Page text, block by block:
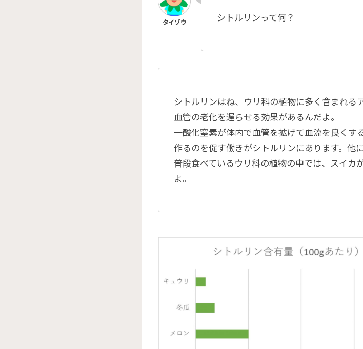
シトルリンって何？
シトルリンはね、ウリ科の植物に多く含まれる
血管の老化を遅らせる効果があるんだよ。
一酸化窒素が体内で血管を拡げて血流を良くす
作るのを促す働きがシトルリンにあります。他
普段食べているウリ科の植物の中では、スイカ
よ。